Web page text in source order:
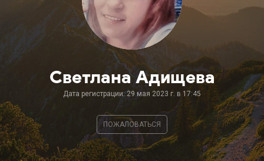
Светлана Адищева
Дата регистрации: 29 мая 2023 г. в 17:45
ПОЖАЛОВАТЬСЯ